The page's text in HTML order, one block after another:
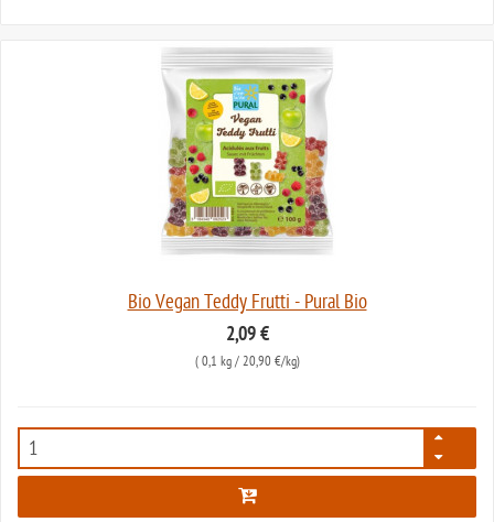
Bio Vegan Teddy Frutti - Pural Bio
2,09 €
( 0,1 kg/ 20,90 €/kg)
408